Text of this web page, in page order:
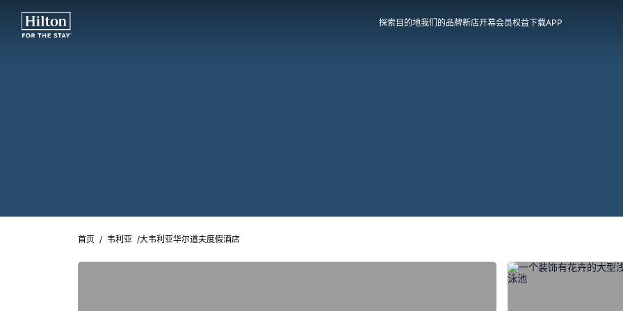
探索目的地我们的品牌新店开幕会员权益下载APP
首页 / 韦利亚 /大韦利亚华尔道夫度假酒店